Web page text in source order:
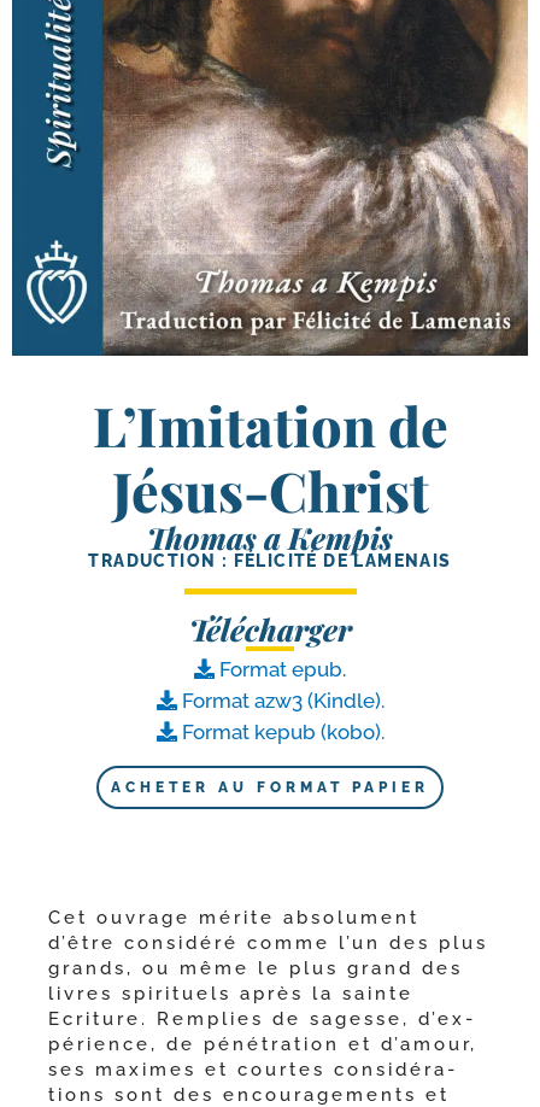
L’Imitation de
Jésus-Christ
Thomas a Kempis
TRADUCTION : FÉLICITÉ DE LAMENAIS
Télécharger
Format epub.
Format azw3 (Kindle).
Format kepub (kobo).
ACHETER AU FORMAT PAPIER
Cet ouvrage mérite abso­lu­ment
d’être consi­dé­ré comme l’un des plus
grands, ou même le plus grand des
livres spi­ri­tuels après la sainte
Ecriture. Remplies de sagesse, d’ex­
pé­rience, de péné­tra­tion et d’a­mour,
ses maximes et courtes consi­dé­ra­
tions sont des encou­ra­ge­ments et